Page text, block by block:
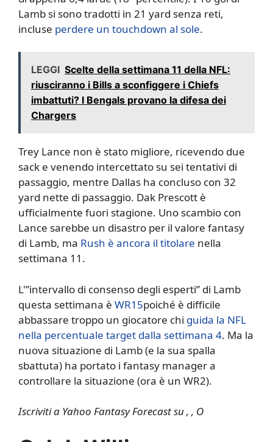
Lamb si sono tradotti in 21 yard senza reti,
incluse perdere un touchdown al sole.
LEGGI Scelte della settimana 11 della NFL:
riusciranno i Bills a sconfiggere i Chiefs
imbattuti? I Bengals provano la difesa dei
Chargers
Trey Lance non è stato migliore, ricevendo due
sack e venendo intercettato su sei tentativi di
passaggio, mentre Dallas ha concluso con 32
yard nette di passaggio. Dak Prescott è
ufficialmente fuori stagione. Uno scambio con
Lance sarebbe un disastro per il valore fantasy
di Lamb, ma Rush è ancora il titolare nella
settimana 11.
L'”intervallo di consenso degli esperti” di Lamb
questa settimana è WR15poiché è difficile
abbassare troppo un giocatore chi guida la NFL
nella percentuale target dalla settimana 4. Ma la
nuova situazione di Lamb (e la sua spalla
sbattuta) ha portato i fantasy manager a
controllare la situazione (ora è un WR2).
Iscriviti a Yahoo Fantasy Forecast su, , O